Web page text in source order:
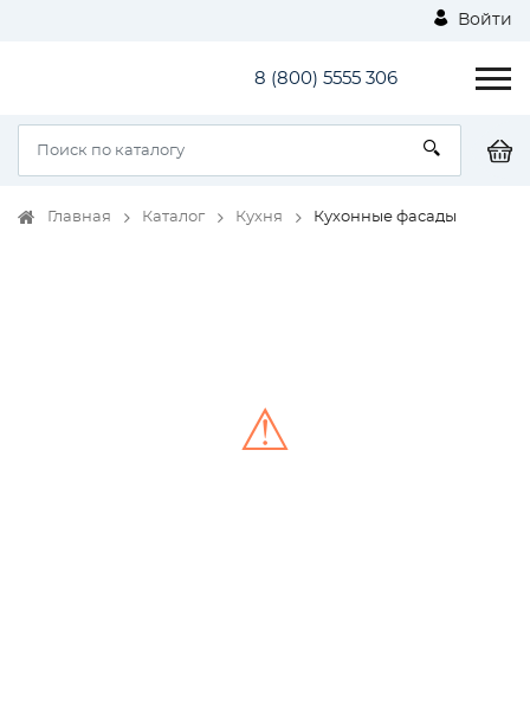
Войти
8 (800) 5555 306
Главная Каталог Кухня Кухонные фасады
⚠